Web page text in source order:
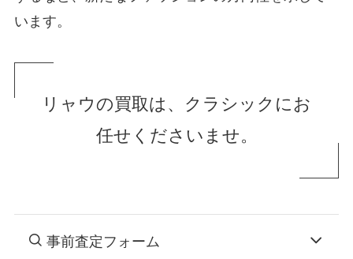
います。
リャウの買取は、クラシックにお
任せくださいませ。
事前査定フォーム